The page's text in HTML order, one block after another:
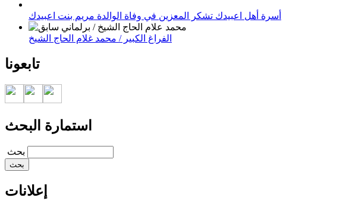
أسرة أهل اعبيدك تشكر المعزين في وفاة الوالدة مريم بنت اعبيدك
الفراغ الكبير / محمد غلام الحاج الشيخ
تابعونا
استمارة البحث
‏بحث ‏
إعلانات